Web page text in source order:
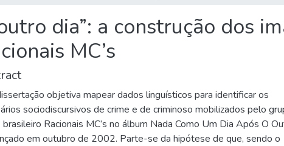
dia”: a construção dos
MC’s
objetiva mapear dados linguísticos para identificar os
sociodiscursivos de crime e de criminoso mobilizados pelo
Racionais MC’s no álbum Nada Como Um Dia Após O
em outubro de 2002. Parte-se da hipótese de que, sendo o